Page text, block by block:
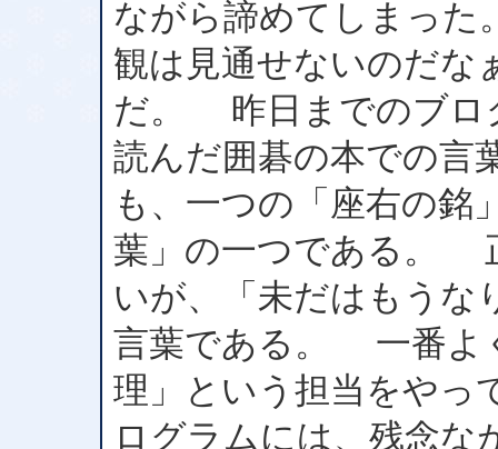
ながら諦めてしまっ
観は見通せないのだな
だ。 昨日までのブロ
読んだ囲碁の本での
も、一つの「座右の銘
葉」の一つである。
いが、「未だはもうな
言葉である。 一番よ
理」という担当をや
ログラムには、残念な